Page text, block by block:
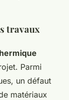
travaux
Parmi
un défaut
matériaux